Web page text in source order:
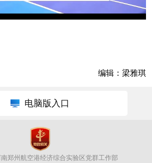
编辑：梁雅琪
电脑版入口
郑州航空港经济综合实验区党群工作部